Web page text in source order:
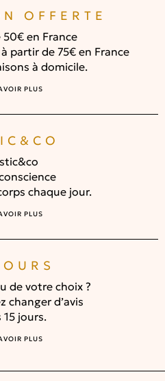
OFFERTE
en France
partir de 75€ en France
à domicile.
PLUS
chaque jour.
PLUS
de votre choix ?
changer d’avis
15 jours.
PLUS